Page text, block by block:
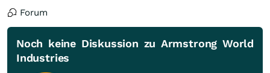
Forum
Noch keine Diskussion zu Armstrong World
Industries